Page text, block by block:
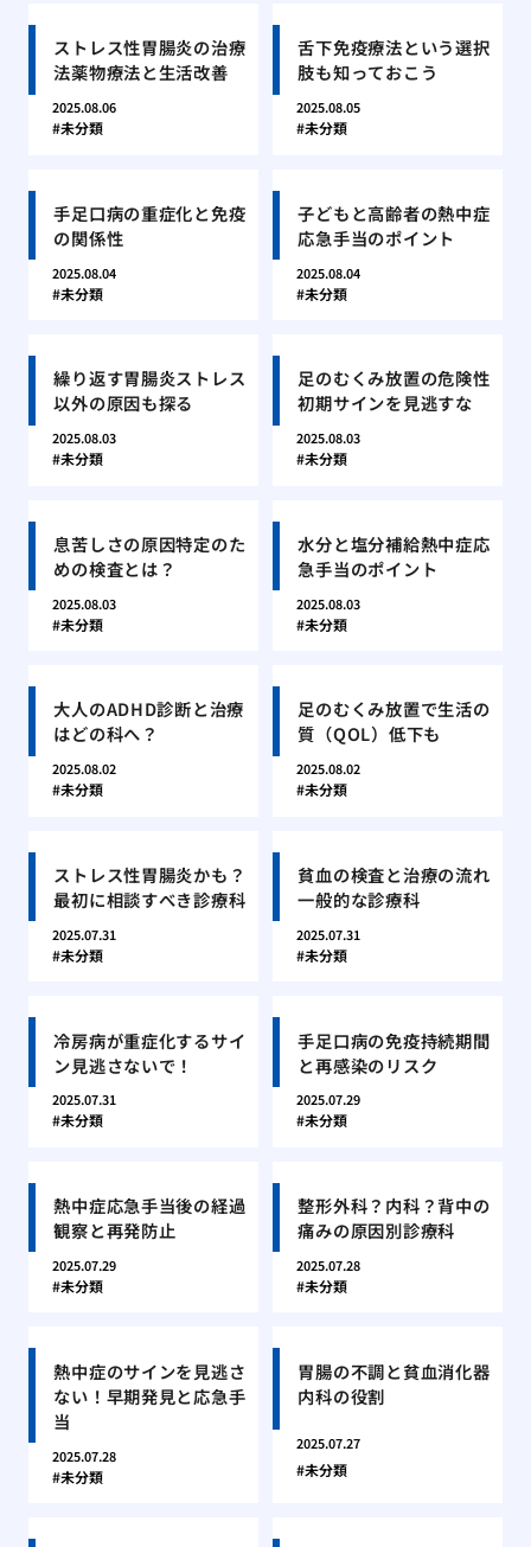
ストレス性胃腸炎の治療
法薬物療法と生活改善
2025.08.06
未分類
舌下免疫療法という選択
肢も知っておこう
2025.08.05
未分類
手足口病の重症化と免疫
の関係性
2025.08.04
未分類
子どもと高齢者の熱中症
応急手当のポイント
2025.08.04
未分類
繰り返す胃腸炎ストレス
以外の原因も探る
2025.08.03
未分類
足のむくみ放置の危険性
初期サインを見逃すな
2025.08.03
未分類
息苦しさの原因特定のた
めの検査とは？
2025.08.03
未分類
水分と塩分補給熱中症応
急手当のポイント
2025.08.03
未分類
大人のADHD診断と治療
はどの科へ？
2025.08.02
未分類
足のむくみ放置で生活の
質（QOL）低下も
2025.08.02
未分類
ストレス性胃腸炎かも？
最初に相談すべき診療科
2025.07.31
未分類
貧血の検査と治療の流れ
一般的な診療科
2025.07.31
未分類
冷房病が重症化するサイ
ン見逃さないで！
2025.07.31
未分類
手足口病の免疫持続期間
と再感染のリスク
2025.07.29
未分類
熱中症応急手当後の経過
観察と再発防止
2025.07.29
未分類
整形外科？内科？背中の
痛みの原因別診療科
2025.07.28
未分類
熱中症のサインを見逃さ
ない！早期発見と応急手
当
2025.07.28
未分類
胃腸の不調と貧血消化器
内科の役割
2025.07.27
未分類